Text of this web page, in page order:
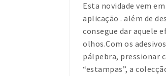
Esta novidade vem
aplicação . além de
consegue dar aquele
olhos.Com os
pálpebra, pressionar
“estampas”, a